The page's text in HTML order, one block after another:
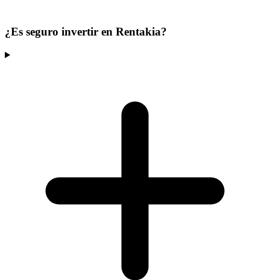
¿Es seguro invertir en Rentakia?